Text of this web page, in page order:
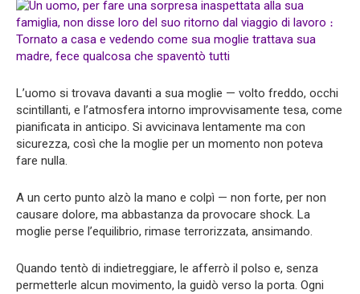
L’uomo si trovava davanti a sua moglie — volto freddo, occhi
scintillanti, e l’atmosfera intorno improvvisamente tesa, come
pianificata in anticipo. Si avvicinava lentamente ma con
sicurezza, così che la moglie per un momento non poteva
fare nulla.
A un certo punto alzò la mano e colpì — non forte, per non
causare dolore, ma abbastanza da provocare shock. La
moglie perse l’equilibrio, rimase terrorizzata, ansimando.
Quando tentò di indietreggiare, le afferrò il polso e, senza
permetterle alcun movimento, la guidò verso la porta. Ogni